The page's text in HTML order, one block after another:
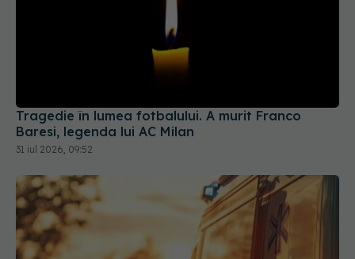
Tragedie în lumea fotbalului. A murit Franco
Baresi, legenda lui AC Milan